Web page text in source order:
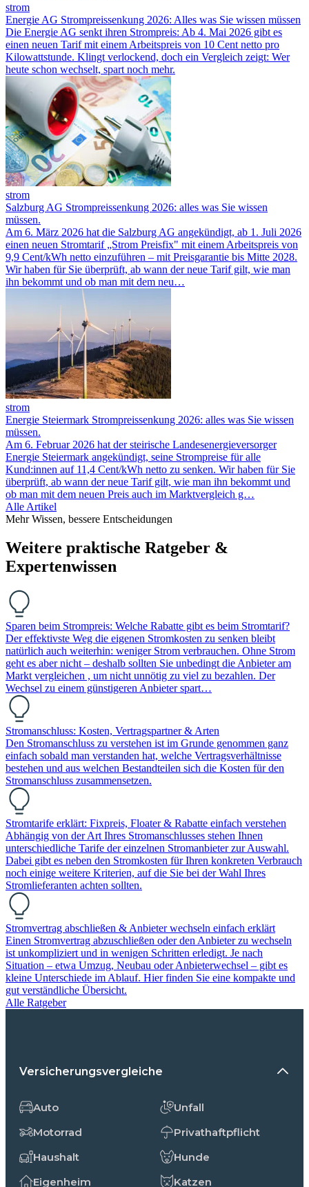
strom
Energie AG Strompreissenkung 2026: Alles was Sie wissen müssen
Die Energie AG senkt ihren Strompreis: Ab 4. Mai 2026 gibt es
einen neuen Tarif mit einem Arbeitspreis von 10 Cent netto pro
Kilowattstunde. Klingt verlockend, doch ein Vergleich zeigt: Wer
heute schon wechselt, spart noch mehr.
strom
Salzburg AG Strompreissenkung 2026: alles was Sie wissen
müssen.
Am 6. März 2026 hat die Salzburg AG angekündigt, ab 1. Juli 2026
einen neuen Stromtarif „Strom Preisfix" mit einem Arbeitspreis von
9,9 Cent/kWh netto einzuführen – mit Preisgarantie bis Mitte 2028.
Wir haben für Sie überprüft, ab wann der neue Tarif gilt, wie man
ihn bekommt und ob man mit dem neu…
strom
Energie Steiermark Strompreissenkung 2026: alles was Sie wissen
müssen.
Am 6. Februar 2026 hat der steirische Landesenergieversorger
Energie Steiermark angekündigt, seine Strompreise für alle
Kund:innen auf 11,4 Cent/kWh netto zu senken. Wir haben für Sie
überprüft, ab wann der neue Tarif gilt, wie man ihn bekommt und
ob man mit dem neuen Preis auch im Marktvergleich g…
Alle Artikel
Mehr Wissen, bessere Entscheidungen
Weitere praktische Ratgeber &
Expertenwissen
Sparen beim Strompreis: Welche Rabatte gibt es beim Stromtarif?
Der effektivste Weg die eigenen Stromkosten zu senken bleibt
natürlich auch weiterhin: weniger Strom verbrauchen. Ohne Strom
geht es aber nicht – deshalb sollten Sie unbedingt die Anbieter am
Markt vergleichen , um nicht unnötig zu viel zu bezahlen. Der
Wechsel zu einem günstigeren Anbieter spart…
Stromanschluss: Kosten, Vertragspartner & Arten
Den Stromanschluss zu verstehen ist im Grunde genommen ganz
einfach sobald man verstanden hat, welche Vertragsverhältnisse
bestehen und aus welchen Bestandteilen sich die Kosten für den
Stromanschluss zusammensetzen.
Stromtarife erklärt: Fixpreis, Floater & Rabatte einfach verstehen
Abhängig von der Art Ihres Stromanschlusses stehen Ihnen
unterschiedliche Tarife der einzelnen Stromanbieter zur Auswahl.
Dabei gibt es neben den Stromkosten für Ihren konkreten Verbrauch
noch einige weitere Kriterien, auf die Sie bei der Wahl Ihres
Stromlieferanten achten sollten.
Stromvertrag abschließen & Anbieter wechseln einfach erklärt
Einen Stromvertrag abzuschließen oder den Anbieter zu wechseln
ist unkompliziert und in wenigen Schritten erledigt. Je nach
Situation – etwa Umzug, Neubau oder Anbieterwechsel – gibt es
kleine Unterschiede im Ablauf. Hier finden Sie eine kompakte und
gut verständliche Übersicht.
Alle Ratgeber
Versicherungsvergleiche
Auto
Motorrad
Haushalt
Eigenheim
Unfall
Privathaftpflicht
Hunde
Katzen